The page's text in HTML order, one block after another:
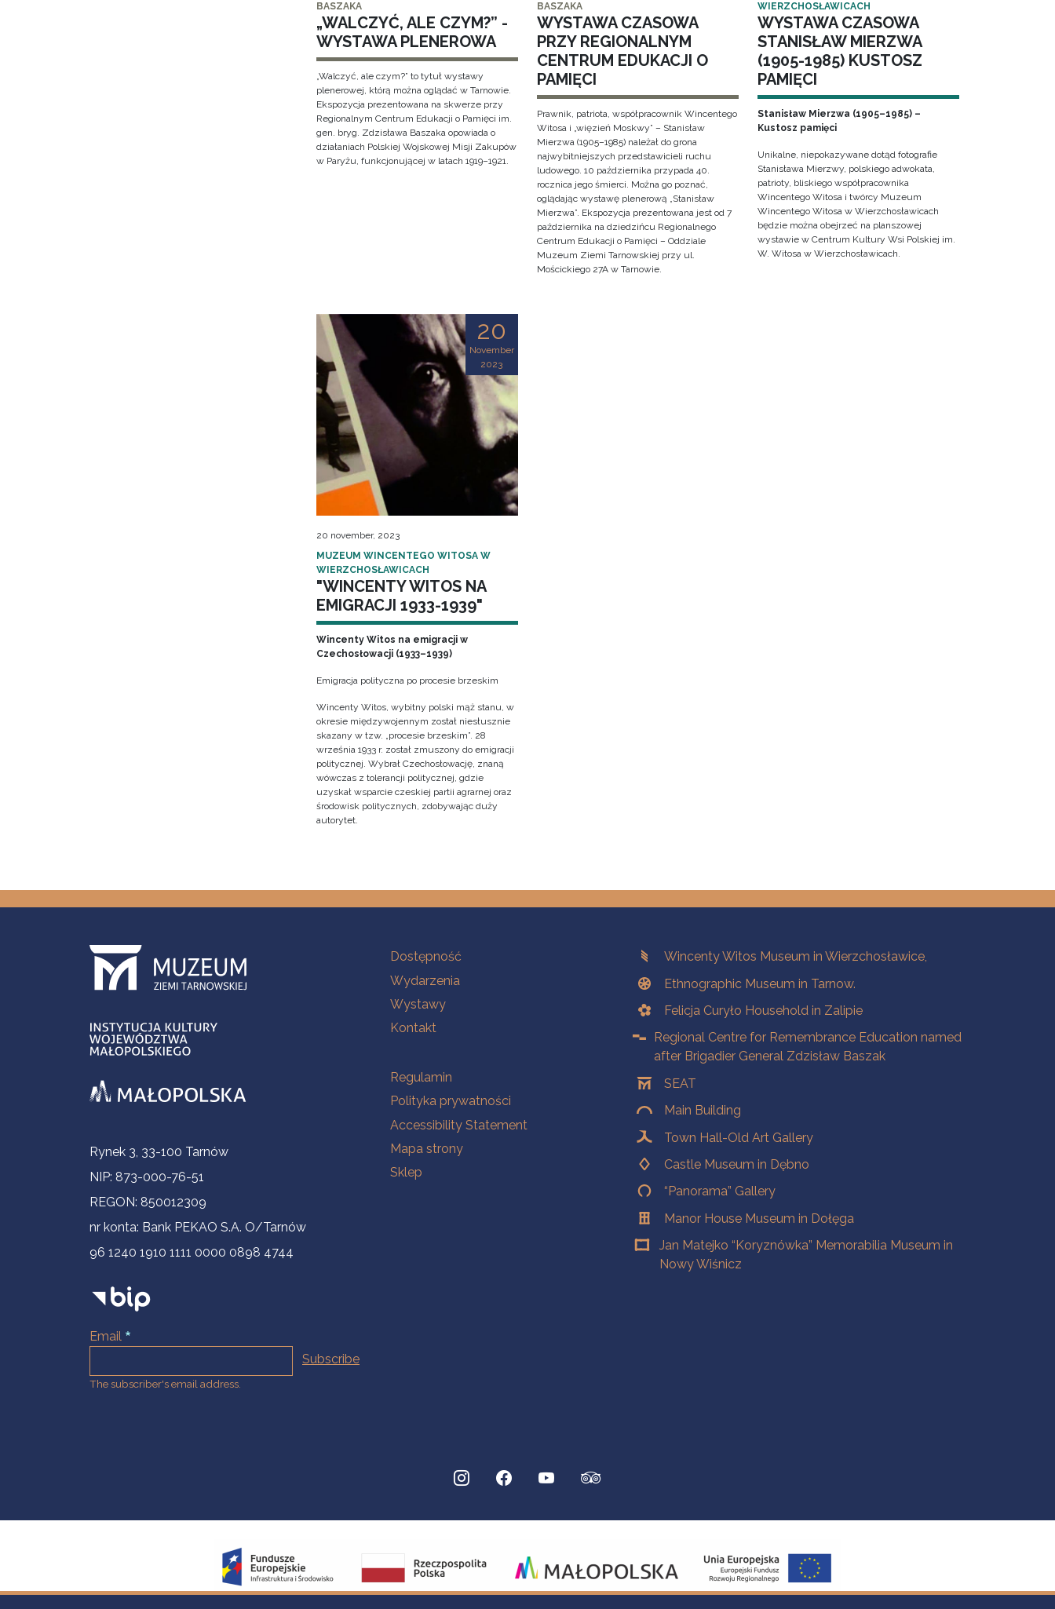
BASZAKA
„WALCZYĆ, ALE CZYM?” -
WYSTAWA PLENEROWA
„Walczyć, ale czym?” to tytuł wystawy
plenerowej, którą można oglądać w Tarnowie.
Ekspozycja prezentowana na skwerze przy
Regionalnym Centrum Edukacji o Pamięci im.
gen. bryg. Zdzisława Baszaka opowiada o
działaniach Polskiej Wojskowej Misji Zakupów
w Paryżu, funkcjonującej w latach 1919–1921.
BASZAKA
WYSTAWA CZASOWA
PRZY REGIONALNYM
CENTRUM EDUKACJI O
PAMIĘCI
Prawnik, patriota, współpracownik Wincentego
Witosa i „więzień Moskwy” – Stanisław
Mierzwa (1905–1985) należał do grona
najwybitniejszych przedstawicieli ruchu
ludowego. 10 października przypada 40.
rocznica jego śmierci. Można go poznać,
oglądając wystawę plenerową „Stanisław
Mierzwa”. Ekspozycja prezentowana jest od 7
października na dziedzińcu Regionalnego
Centrum Edukacji o Pamięci – Oddziale
Muzeum Ziemi Tarnowskiej przy ul.
Mościckiego 27A w Tarnowie.
WIERZCHOSŁAWICACH
WYSTAWA CZASOWA
STANISŁAW MIERZWA
(1905-1985) KUSTOSZ
PAMIĘCI
Stanisław Mierzwa (1905–1985) –
Kustosz pamięci
Unikalne, niepokazywane dotąd fotografie
Stanisława Mierzwy, polskiego adwokata,
patrioty, bliskiego współpracownika
Wincentego Witosa i twórcy Muzeum
Wincentego Witosa w Wierzchosławicach
będzie można obejrzeć na planszowej
wystawie w Centrum Kultury Wsi Polskiej im.
W. Witosa w Wierzchosławicach.
20
November
2023
20 november, 2023
MUZEUM WINCENTEGO WITOSA W
WIERZCHOSŁAWICACH
"WINCENTY WITOS NA
EMIGRACJI 1933-1939"
Wincenty Witos na emigracji w
Czechosłowacji (1933–1939)
Emigracja polityczna po procesie brzeskim
Wincenty Witos, wybitny polski mąż stanu, w
okresie międzywojennym został niesłusznie
skazany w tzw. „procesie brzeskim”. 28
września 1933 r. został zmuszony do emigracji
politycznej. Wybrał Czechosłowację, znaną
wówczas z tolerancji politycznej, gdzie
uzyskał wsparcie czeskiej partii agrarnej oraz
środowisk politycznych, zdobywając duży
autorytet.
Contact Information
Rynek 3, 33-100 Tarnów
NIP: 873-000-76-51
REGON: 850012309
nr konta: Bank PEKAO S.A. O/Tarnów
96 1240 1910 1111 0000 0898 4744
Email
The subscriber's email address.
Na skróty.
Dostępność
Wydarzenia
Wystawy
Kontakt
Na skróty.
Regulamin
Polityka prywatności
Accessibility Statement
Mapa strony
Sklep
BranchesWincenty Witos Museum in Wierzchosławice,
Ethnographic Museum in Tarnow.
Felicja Curyło Household in Zalipie
Regional Centre for Remembrance Education named
after Brigadier General Zdzisław Baszak
SEAT
Main Building
Town Hall-Old Art Gallery
Castle Museum in Dębno
“Panorama” Gallery
Manor House Museum in Dołęga
Jan Matejko “Koryznówka” Memorabilia Museum in
Nowy Wiśnicz